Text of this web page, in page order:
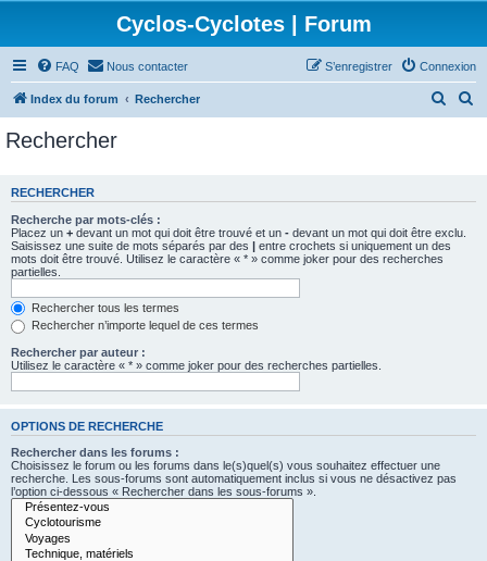
Cyclos-Cyclotes | Forum
FAQ Nous contacter Connexion
S’enregistrer
Index du forum Rechercher
e
e
r
c
Rechercher
RECHERCHER
Recherche par mots-clés :
Placez un + devant un mot qui doit être trouvé et un - devant un mot qui doit être exclu.
Saisissez une suite de mots séparés par des | entre crochets si uniquement un des
mots doit être trouvé. Utilisez le caractère « * » comme joker pour des recherches
partielles.
Rechercher tous les termes
Rechercher n’importe lequel de ces termes
Rechercher par auteur :
Utilisez le caractère « * » comme joker pour des recherches partielles.
OPTIONS DE RECHERCHE
Rechercher dans les forums :
Choisissez le forum ou les forums dans le(s)quel(s) vous souhaitez effectuer une
recherche. Les sous-forums sont automatiquement inclus si vous ne désactivez pas
l’option ci-dessous « Rechercher dans les sous-forums ».